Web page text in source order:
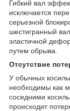
Гибкий вал
исключается
серьезной
шестигранный
эластичной
путем обрыва.
Отсутствие
У обычных
необходимы как
соседними
происходит